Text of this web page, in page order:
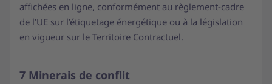
affichées en ligne, conformément au règlement-cadre
de l’UE sur l’étiquetage énergétique ou à la législation
en vigueur sur le Territoire Contractuel.
7 Minerais de conflit